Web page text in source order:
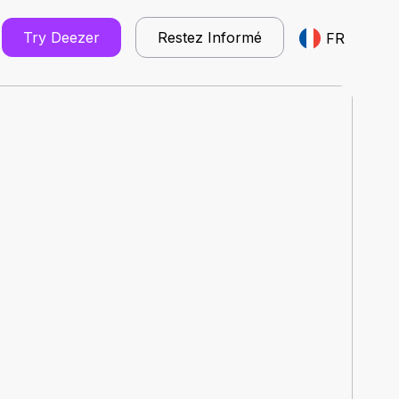
Try Deezer Restez Informé FR